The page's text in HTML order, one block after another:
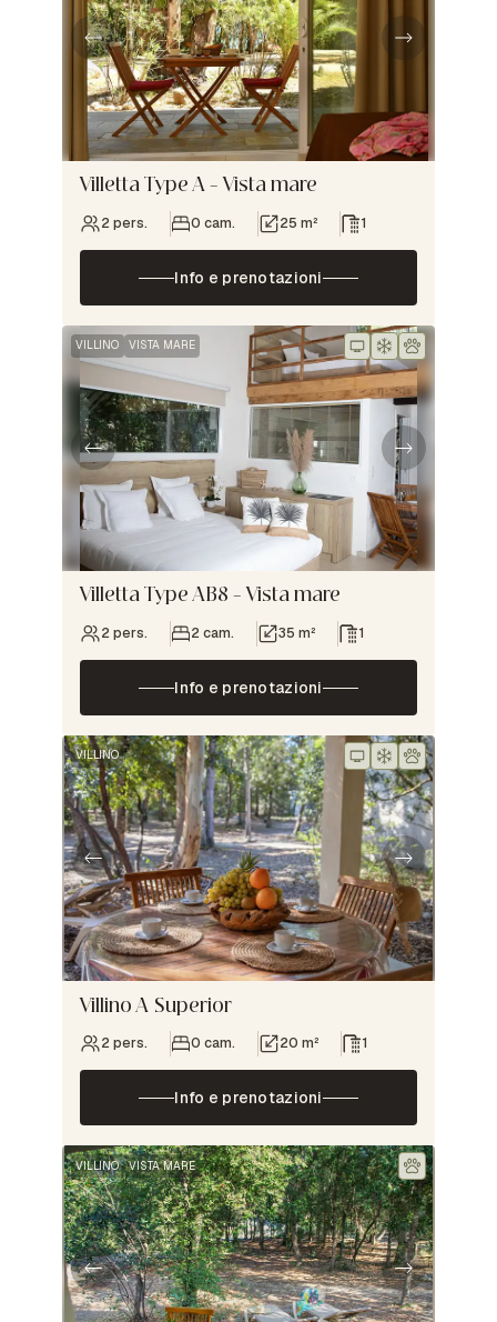
Villetta Type A – Vista mare
2 pers. 0 cam. 25 m² 1
Info e prenotazioni
VILLINO VISTA MARE
Villetta Type AB8 – Vista mare
2 pers. 2 cam. 35 m² 1
Info e prenotazioni
VILLINO
Villino A Superior
2 pers. 0 cam. 20 m² 1
Info e prenotazioni
VILLINO VISTA MARE